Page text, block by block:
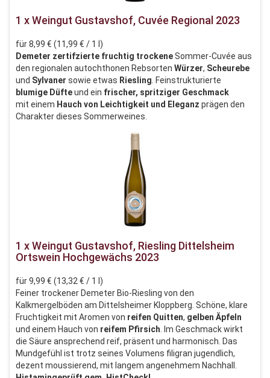
1 x Weingut Gustavshof, Cuvée Regional 2023
für 8,99 € (11,99 € / 1 l)
Demeter zertifzierte fruchtig trockeneSommer-Cuvée aus
den regionalen autochthonen Rebsorten Würzer, Scheurebe
und Sylvaner sowie etwas Riesling. Feinstrukturierte
blumige Düfteund ein frischer, spritziger Geschmack
mit einem Hauch von Leichtigkeit und Eleganz prägen den
Charakter dieses Sommerweines.
1 x Weingut Gustavshof, Riesling Dittelsheim
Ortswein Hochgewächs 2023
für 9,99 € (13,32 € / 1 l)
Feiner trockener Demeter Bio-Riesling von den
Kalkmergelböden am Dittelsheimer Kloppberg. Schöne, klare
Fruchtigkeit mit Aromen von reifen Quitten, gelben Äpfeln
und einem Hauch von reifem Pfirsich. Im Geschmack wirkt
die Säure ansprechend reif, präsent und harmonisch. Das
Mundgefühl ist trotz seines Volumens filigran jugendlich,
dezent moussierend, mit langem angenehmem Nachhall.